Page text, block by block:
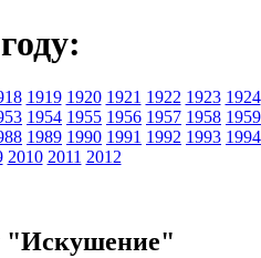
1919 1920 1921 1922 1923 1924
1954 1955 1956 1957 1958 1959
1989 1990 1991 1992 1993 1994
2010 2011 2012
"Искушение"